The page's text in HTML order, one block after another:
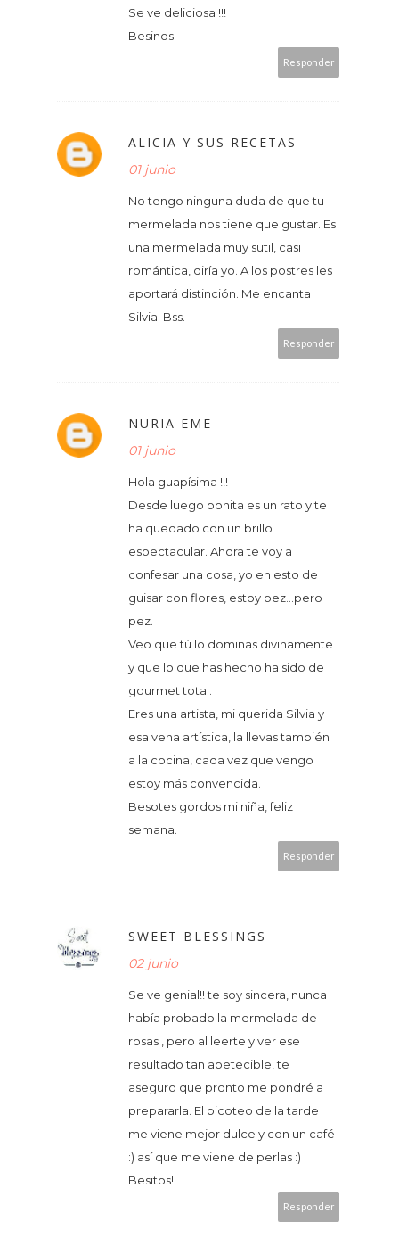
Se ve deliciosa !!!
Besinos.
Responder
ALICIA Y SUS RECETAS
01 junio
No tengo ninguna duda de que tu
mermelada nos tiene que gustar. Es
una mermelada muy sutil, casi
romántica, diría yo. A los postres les
aportará distinción. Me encanta
Silvia. Bss.
Responder
NURIA EME
01 junio
Hola guapísima !!!
Desde luego bonita es un rato y te
ha quedado con un brillo
espectacular. Ahora te voy a
confesar una cosa, yo en esto de
guisar con flores, estoy pez...pero
pez.
Veo que tú lo dominas divinamente
y que lo que has hecho ha sido de
gourmet total.
Eres una artista, mi querida Silvia y
esa vena artística, la llevas también
a la cocina, cada vez que vengo
estoy más convencida.
Besotes gordos mi niña, feliz
semana.
Responder
SWEET BLESSINGS
02 junio
Se ve genial!! te soy sincera, nunca
había probado la mermelada de
rosas , pero al leerte y ver ese
resultado tan apetecible, te
aseguro que pronto me pondré a
prepararla. El picoteo de la tarde
me viene mejor dulce y con un café
:) así que me viene de perlas :)
Besitos!!
Responder